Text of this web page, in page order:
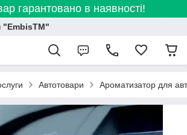
гарантовано в наявності!
"EmbisTM"
Автотовари Ароматизатор для